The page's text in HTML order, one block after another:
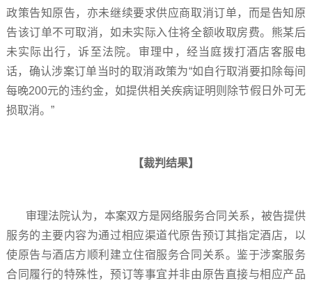
政策告知原告，亦未继续要求供应商取消订单，而是告知原
告该订单不可取消，如未实际入住将全额收取房费。熊某后
未实际出行，诉至法院。审理中，经当庭拨打酒店客服电
话，确认涉案订单当时的取消政策为“如自行取消要扣除每间
每晚200元的违约金，如提供相关疾病证明则除节假日外可无
损取消。”
【裁判结果】
审理法院认为，本案双方是网络服务合同关系，被告提供
服务的主要内容为通过相应渠道代原告预订其指定酒店，以
使原告与酒店方顺利建立住宿服务合同关系。鉴于涉案服务
合同履行的特殊性，预订等事宜并非由原告直接与相应产品